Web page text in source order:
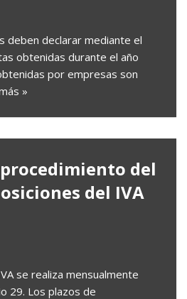
deben declarar mediante el
obtenidas durante el año
por empresas son
»
procedimiento del
del IVA
se realiza mensualmente
29. Los plazos de